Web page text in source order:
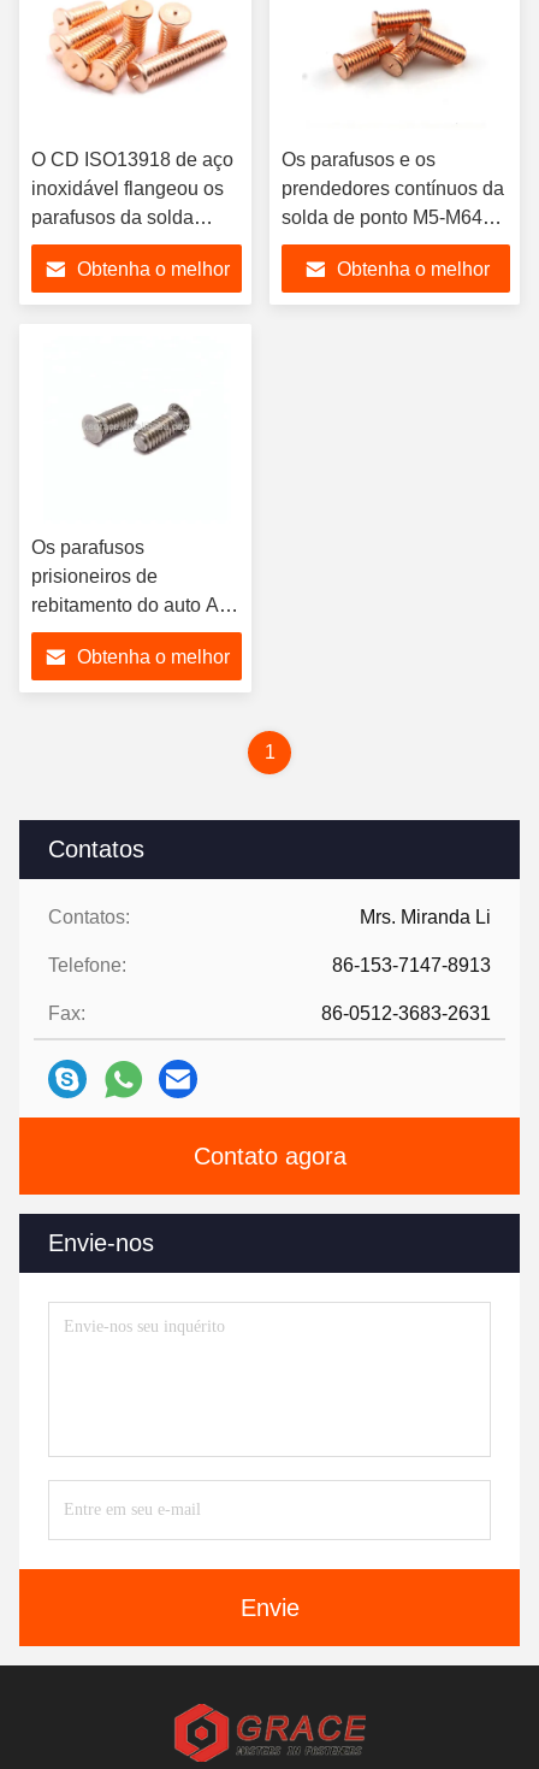
Contatos
Contatos: Mrs. Miranda Li
Telefone: 86-153-7147-8913
Fax: 86-0512-3683-2631
Contato agora
Envie-nos
Envie
O CD ISO13918 de aço
inoxidável flangeou os
parafusos da solda
rosqueou inteiramente o
parafuso chapeado de
cobre
Obtenha o melhor
Os parafusos e os
prendedores contínuos da
solda de ponto M5-M64
revestem o parafuso
principal liso do rebite
Obtenha o melhor
Os parafusos
prisioneiros de
rebitamento do auto A2-
70 de aço inoxidável
soldam os parafusos
para materiais metálicos
Obtenha o melhor
1